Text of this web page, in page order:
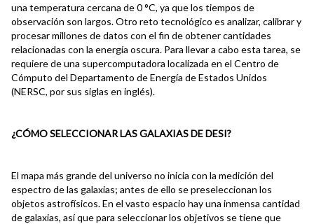
una temperatura cercana de 0 °C, ya que los tiempos de
observación son largos. Otro reto tecnológico es analizar, calibrar y
procesar millones de datos con el fin de obtener cantidades
relacionadas con la energía oscura. Para llevar a cabo esta tarea, se
requiere de una supercomputadora localizada en el Centro de
Cómputo del Departamento de Energía de Estados Unidos
(NERSC, por sus siglas en inglés).
¿CÓMO SELECCIONAR LAS GALAXIAS DE DESI?
El mapa más grande del universo no inicia con la medición del
espectro de las galaxias; antes de ello se preseleccionan los
objetos astrofísicos. En el vasto espacio hay una inmensa cantidad
de galaxias, así que para seleccionar los objetivos se tiene que